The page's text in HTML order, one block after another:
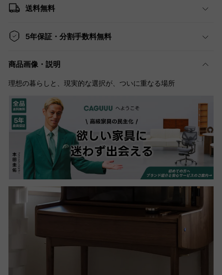
送料無料
5年保証・分割手数料無料
商品画像・説明
理想の暮らしと、現実的な選択が、ついに重なる場所